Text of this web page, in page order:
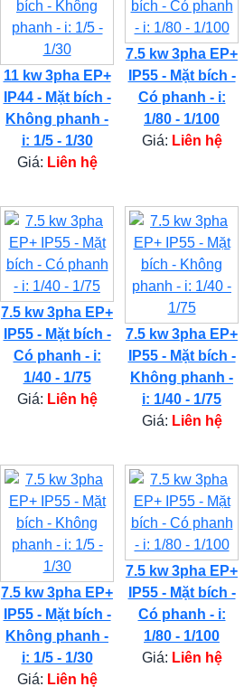
11 kw 3pha EP+
IP44 - Mặt bích -
Không phanh -
i: 1/5 - 1/30
Giá: Liên hệ
7.5 kw 3pha EP+
IP55 - Mặt bích -
Có phanh - i:
1/80 - 1/100
Giá: Liên hệ
7.5 kw 3pha EP+
IP55 - Mặt bích -
Có phanh - i:
1/40 - 1/75
Giá: Liên hệ
7.5 kw 3pha EP+
IP55 - Mặt bích -
Không phanh -
i: 1/40 - 1/75
Giá: Liên hệ
7.5 kw 3pha EP+
IP55 - Mặt bích -
Không phanh -
i: 1/5 - 1/30
Giá: Liên hệ
7.5 kw 3pha EP+
IP55 - Mặt bích -
Có phanh - i:
1/80 - 1/100
Giá: Liên hệ